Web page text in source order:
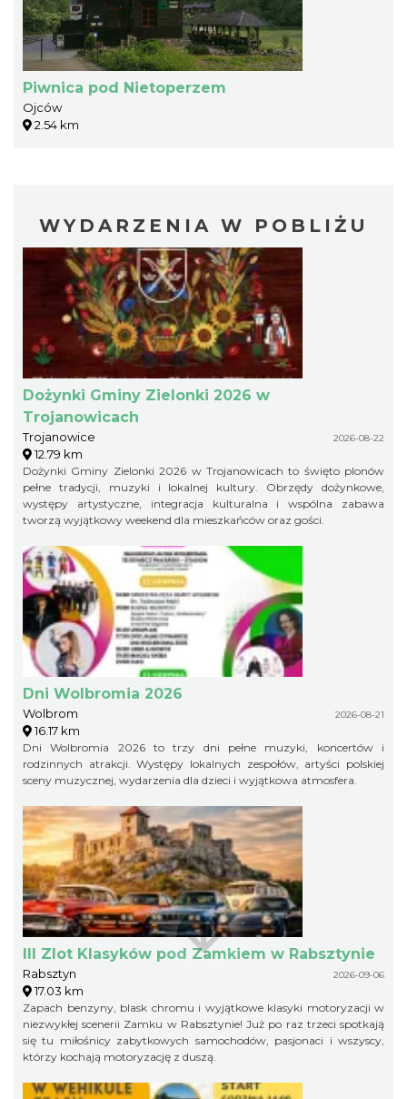
Piwnica pod Nietoperzem
Ojców
2.54 km
WYDARZENIA W POBLIŻU
Dożynki Gminy Zielonki 2026 w
Trojanowicach
Trojanowice 2026-08-22
12.79 km
Dożynki Gminy Zielonki 2026 w Trojanowicach to święto plonów
pełne tradycji, muzyki i lokalnej kultury. Obrzędy dożynkowe,
występy artystyczne, integracja kulturalna i wspólna zabawa
tworzą wyjątkowy weekend dla mieszkańców oraz gości.
Dni Wolbromia 2026
Wolbrom 2026-08-21
16.17 km
Dni Wolbromia 2026 to trzy dni pełne muzyki, koncertów i
rodzinnych atrakcji. Występy lokalnych zespołów, artyści polskiej
sceny muzycznej, wydarzenia dla dzieci i wyjątkowa atmosfera.
III Zlot Klasyków pod Zamkiem w Rabsztynie
Rabsztyn 2026-09-06
17.03 km
Zapach benzyny, blask chromu i wyjątkowe klasyki motoryzacji w
niezwykłej scenerii Zamku w Rabsztynie! Już po raz trzeci spotkają
się tu miłośnicy zabytkowych samochodów, pasjonaci i wszyscy,
którzy kochają motoryzację z duszą.